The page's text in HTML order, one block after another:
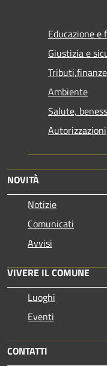
Educazione e
Giustizia e
Ambiente
Salute,
Autorizzazioni
NOVITÀ
Notizie
Comunicati
Avvisi
VIVERE IL COMUNE
Luoghi
Eventi
CONTATTI